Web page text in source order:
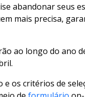
abandonar seus
mais precisa,
ao longo do ano
os critérios de